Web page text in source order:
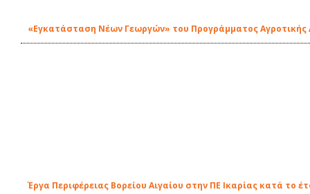
«Εγκατάσταση Νέων Γεωργών» του Προγράμματος Αγροτικής
Έργα Περιφέρειας Βορείου Αιγαίου στην ΠΕ Ικαρίας κατά το